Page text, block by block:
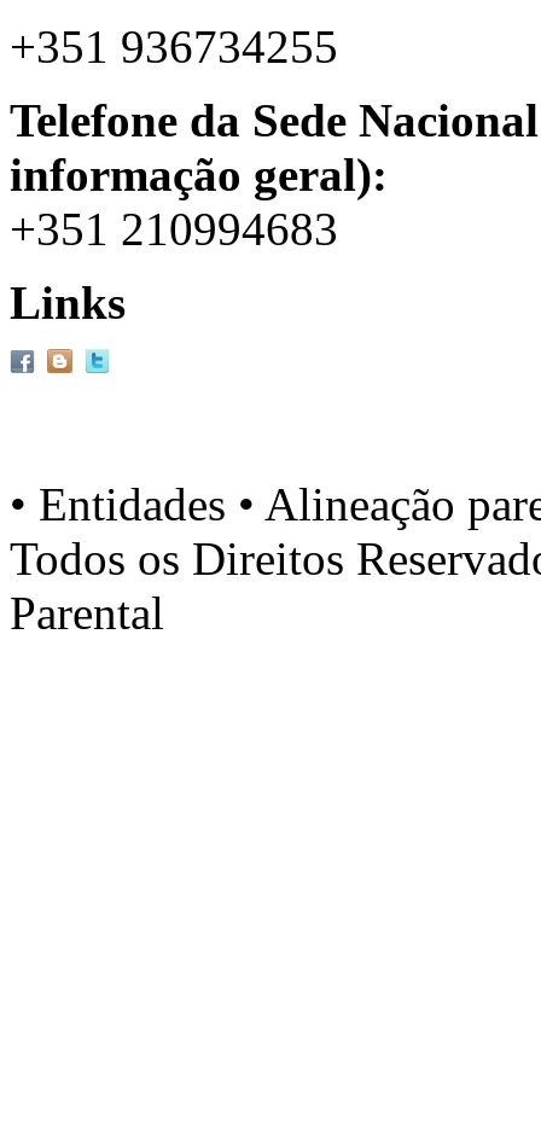
+351 936734255
Telefone da Sede
informação geral):
+351 210994683
Links
• Entidades • Alineação
Todos os Direitos
Parental